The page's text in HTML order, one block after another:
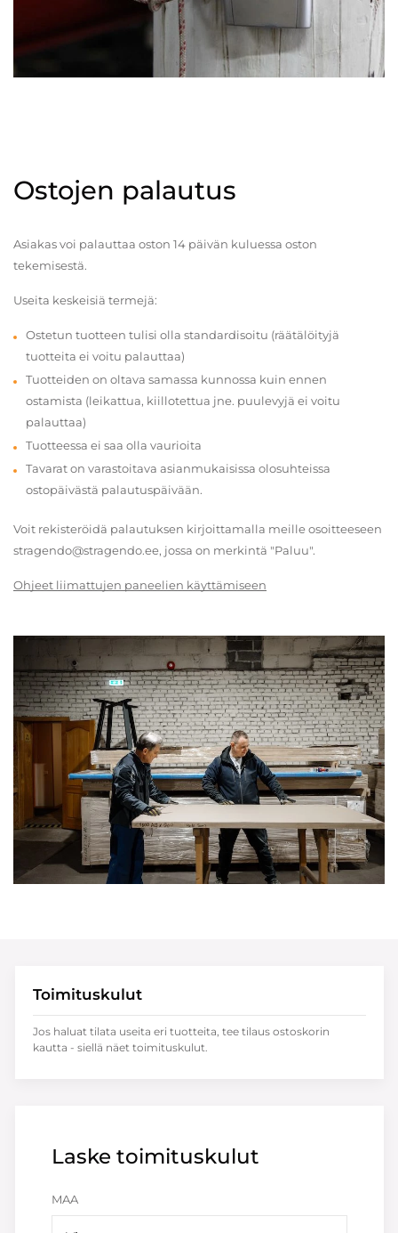
Ostojen palautus
Asiakas voi palauttaa oston 14 päivän kuluessa oston
tekemisestä.
Useita keskeisiä termejä:
Ostetun tuotteen tulisi olla standardisoitu (räätälöityjä
tuotteita ei voitu palauttaa)
Tuotteiden on oltava samassa kunnossa kuin ennen
ostamista (leikattua, kiillotettua jne. puulevyjä ei voitu
palauttaa)
Tuotteessa ei saa olla vaurioita
Tavarat on varastoitava asianmukaisissa olosuhteissa
ostopäivästä palautuspäivään.
Voit rekisteröidä palautuksen kirjoittamalla meille osoitteeseen
stragendo@stragendo.ee, jossa on merkintä "Paluu".
Ohjeet liimattujen paneelien käyttämiseen
Laske toimituskulut
MAA
Toimituskulut
Jos haluat tilata useita eri tuotteita, tee tilaus ostoskorin
kautta - siellä näet toimituskulut.